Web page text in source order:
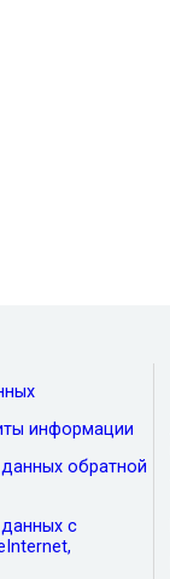
информации
обратной
с